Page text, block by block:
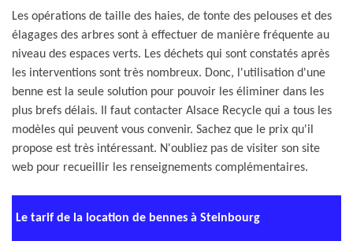
Les opérations de taille des haies, de tonte des pelouses et des
élagages des arbres sont à effectuer de manière fréquente au
niveau des espaces verts. Les déchets qui sont constatés après
les interventions sont très nombreux. Donc, l'utilisation d'une
benne est la seule solution pour pouvoir les éliminer dans les
plus brefs délais. Il faut contacter Alsace Recycle qui a tous les
modèles qui peuvent vous convenir. Sachez que le prix qu'il
propose est très intéressant. N'oubliez pas de visiter son site
web pour recueillir les renseignements complémentaires.
Le tarif de la location de bennes à Steinbourg